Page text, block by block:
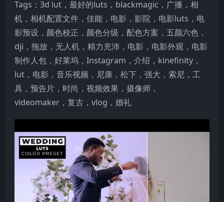
Tags：3d lut，最好的luts，blackmagic，广播，相
机，相机配置文件，佳能，电影，影院，电影luts，电
影预设，颜色校正，颜色分级，配色方案，五颜六色，
dji，拖放，无人机，精力充沛，电影，电影外观，电影
制作人包，好莱坞，Instagram，介绍，kinefinity，
lut，电影，音乐视频，尼康，松下，强大，索尼，工
具，预告片，时尚，视频效果，摄像师，
videomaker，复古，vlog，婚礼